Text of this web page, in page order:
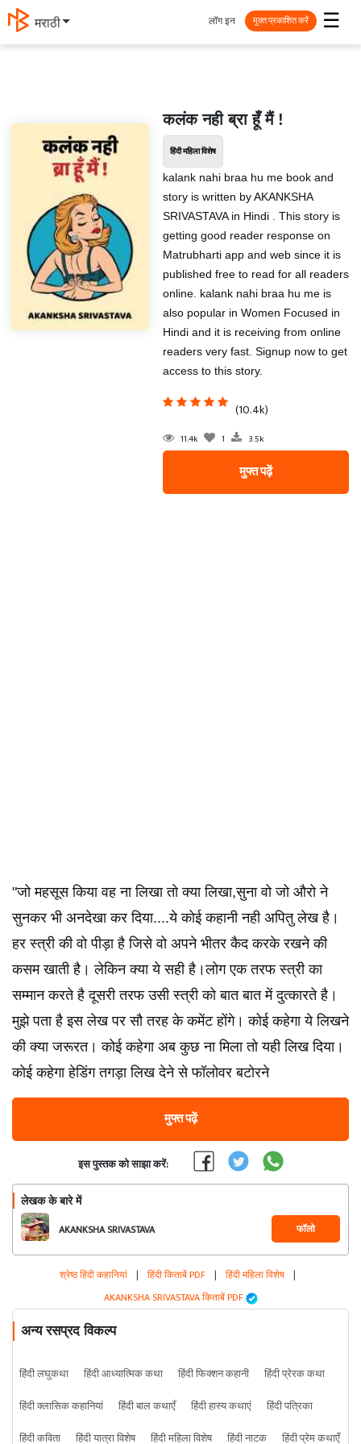
मराठी ☰
लॉग इन मुक्त प्रकाशित करें
कलंक नही ब्रा हूँ मैं !
हिंदी महिला विशेष
kalank nahi braa hu me book and
story is written by AKANKSHA
SRIVASTAVA in Hindi . This story is
getting good reader response on
Matrubharti app and web since it is
published free to read for all readers
online. kalank nahi braa hu me is
also popular in Women Focused in
Hindi and it is receiving from online
readers very fast. Signup now to get
access to this story.
(10.4k)
11.4k 1 3.5k
मुफ्त पढ़ें
"जो महसूस किया वह ना लिखा तो क्या लिखा,सुना वो जो औरो ने
सुनकर भी अनदेखा कर दिया....ये कोई कहानी नही अपितु लेख है।
हर स्त्री की वो पीड़ा है जिसे वो अपने भीतर कैद करके रखने की
कसम खाती है। लेकिन क्या ये सही है।लोग एक तरफ स्त्री का
सम्मान करते है दूसरी तरफ उसी स्त्री को बात बात में दुत्कारते है।
मुझे पता है इस लेख पर सौ तरह के कमेंट होंगे। कोई कहेगा ये लिखने
की क्या जरूरत। कोई कहेगा अब कुछ ना मिला तो यही लिख दिया।
कोई कहेगा हेडिंग तगड़ा लिख देने से फॉलोवर बटोरने
मुफ्त पढ़ें
इस पुस्तक को साझा करें:
लेखक के बारे में
AKANKSHA SRIVASTAVA फॉलो
श्रेष्ठ हिंदी कहानियां | हिंदी किताबें PDF | हिंदी महिला विशेष |
AKANKSHA SRIVASTAVA किताबें PDF
अन्य रसप्रद विकल्प
हिंदी लघुकथा हिंदी आध्यात्मिक कथा हिंदी फिक्शन कहानी
हिंदी प्रेरक कथा
हिंदी क्लासिक कहानियां
हिंदी बाल कथाएँ हिंदी हास्य कथाएं
हिंदी पत्रिका
हिंदी कविता
हिंदी यात्रा विशेष हिंदी महिला विशेष हिंदी नाटक हिंदी प्रेम कथाएँ